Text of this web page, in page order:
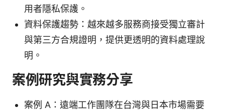
用者隱私保護。
資料保護趨勢：越來越多服務商接受獨立審計
與第三方合規證明，提供更透明的資料處理說
明。
案例研究與實務分享
案例 A：遠端工作團隊在台灣與日本市場需要